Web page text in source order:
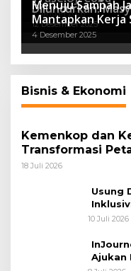
8 April 2026
7 Januari 2026
Diluncurkan:
Lebih Cepat,
12 Desember 2025
Menuju Sampah
Mantapkan Kerja
4 Desember 2025
Bisnis & Ekonomi
Kemenkop dan
Transformasi
18 Juli 2026
Usung
10 Juli 2026
Ajukan